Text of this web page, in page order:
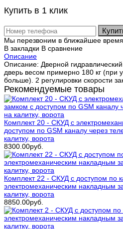
Купить в 1 клик
Мы перезвоним в ближайшее время
В закладки В сравнение
Описание
Описание: Дверной
дверь весом примерно 180 кг (при
больше). 2 регулировки скорости
Рекомендуемые товары
Комплект 20 - СКУД с
доступом по GSM каналу через
калитку, ворота
8300.00руб.
Комплект 22 - СКУД с доступом по
электромеханическим накладным
калитку, ворота
8850.00руб.